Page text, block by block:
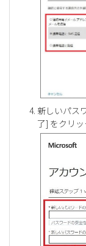
新しいパス
了] をクリッ